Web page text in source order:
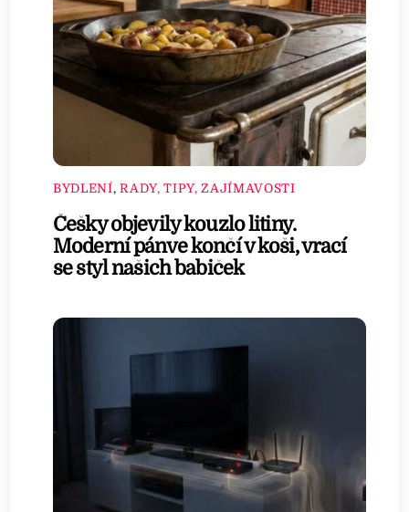
BYDLENÍ,RADY, TIPY, ZAJÍMAVOSTI
Češky objevily kouzlo litiny.
Moderní pánve končí v koši, vrací
se styl našich babiček